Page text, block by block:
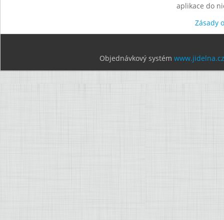
aplikace do
Zásady
Objednávkový systém www.jidelna.cz